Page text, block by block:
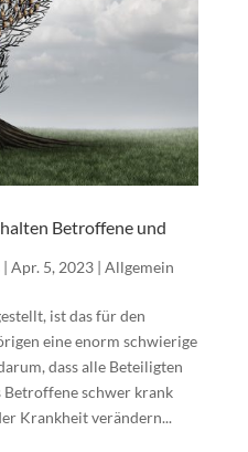
Betroffene und
| Apr. 5, 2023| Allgemein
ist das für den
eine enorm schwierige
dass alle Beteiligten
Betroffene schwer krank
Krankheit verändern...